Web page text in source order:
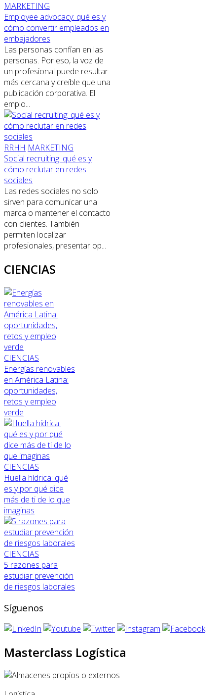
MARKETING
Employee advocacy: qué es y
cómo convertir empleados en
embajadores
Las personas confían en las
personas. Por eso, la voz de
un profesional puede resultar
más cercana y creíble que una
publicación corporativa. El
emplo...
RRHH MARKETING
Social recruiting: qué es y
cómo reclutar en redes
sociales
Las redes sociales no solo
sirven para comunicar una
marca o mantener el contacto
con clientes. También
permiten localizar
profesionales, presentar op...
CIENCIAS
CIENCIAS
Energías renovables
en América Latina:
oportunidades,
retos y empleo
verde
CIENCIAS
Huella hídrica: qué
es y por qué dice
más de ti de lo que
imaginas
CIENCIAS
5 razones para
estudiar prevención
de riesgos laborales
Síguenos
Masterclass Logística